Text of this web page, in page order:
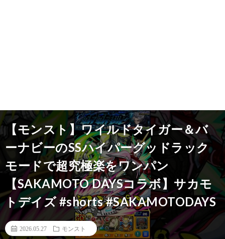
【モンスト】ワイルドタイガー＆バ
ーナビーのSSハイパーグッドラック
モードで超究極楽をワンパン
【SAKAMOTO DAYSコラボ】サカモ
トデイズ #shorts #SAKAMOTODAYS
2026.05.27 モンスト